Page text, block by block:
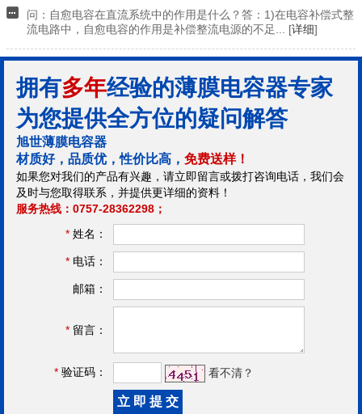
问：自愈电容在直流系统中的作用是什么？答：1)在电容补偿式整
流电路中，自愈电容的作用是补偿整流电源的不足... [详细]
拥有多年经验的薄膜电容器专家
为您提供全方位的疑问解答
旭世薄膜电容器
材质好，品质优，性价比高， 免费送样！
如果您对我们的产品有兴趣，请立即留言或拨打咨询电话，我们会
及时与您取得联系，并提供更详细的资料！
服务热线：0757-28362298；
* 姓名：
* 电话：
邮箱：
* 留言：
* 验证码： 看不清？